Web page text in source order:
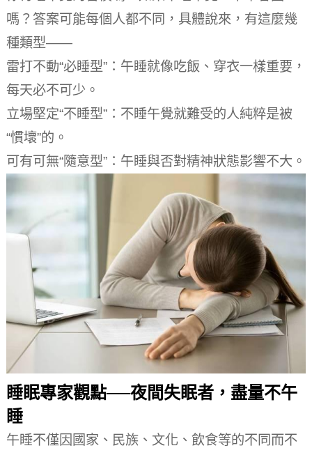
嗎？ 答案可能每個人都不同，具體說來，有這麼幾
種類型——
雷打不動“必睡型”：午睡就像吃飯、穿衣一樣重要，
每天必不可少。
立場堅定“不睡型”：不睡午覺就難受的人純粹是被
“慣壞”的。
可有可無“隨意型”：午睡與否對精神狀態影響不大。
睡眠專家觀點──夜間失眠者，盡量不午
睡
午睡不僅因國家、民族、文化、飲食等的不同而不